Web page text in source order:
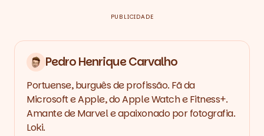
PUBLICIDADE
Pedro Henrique Carvalho
Portuense, burguês de profissão. Fã da
Microsoft e Apple, do Apple Watch e Fitness+.
Amante de Marvel e apaixonado por fotografia.
Loki.